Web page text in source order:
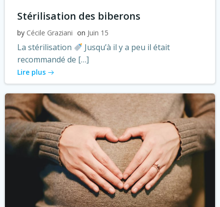
Stérilisation des biberons
by Cécile Graziani on Juin 15
La stérilisation
Jusqu’à il y a peu il était
recommandé de […]
Lire plus